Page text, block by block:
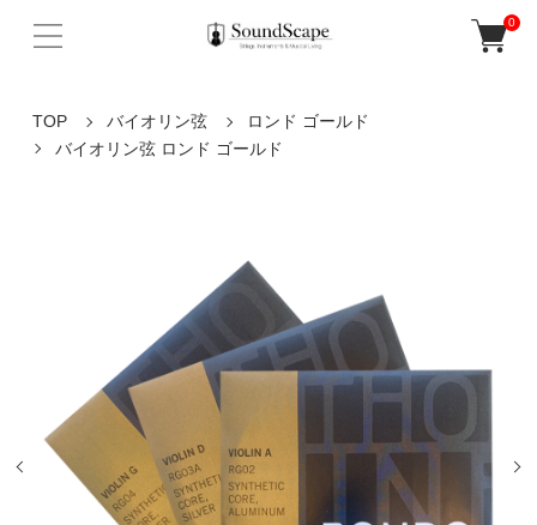
0
TOP バイオリン弦
ロンド ゴールド
バイオリン弦 ロンド ゴールド